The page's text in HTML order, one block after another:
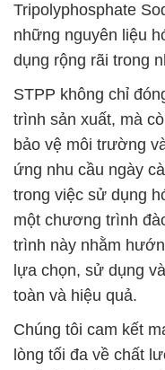
Tripolyphosphate
những nguyên liệu
dụng rộng rãi trong
STPP không chỉ
trình sản xuất, mà
bảo vệ môi trường
ứng nhu cầu ngày
trong việc sử dụng
một chương trình
trình này nhằm
lựa chọn, sử dụng
toàn và hiệu quả.
Chúng tôi cam kết
lòng tối đa về chất